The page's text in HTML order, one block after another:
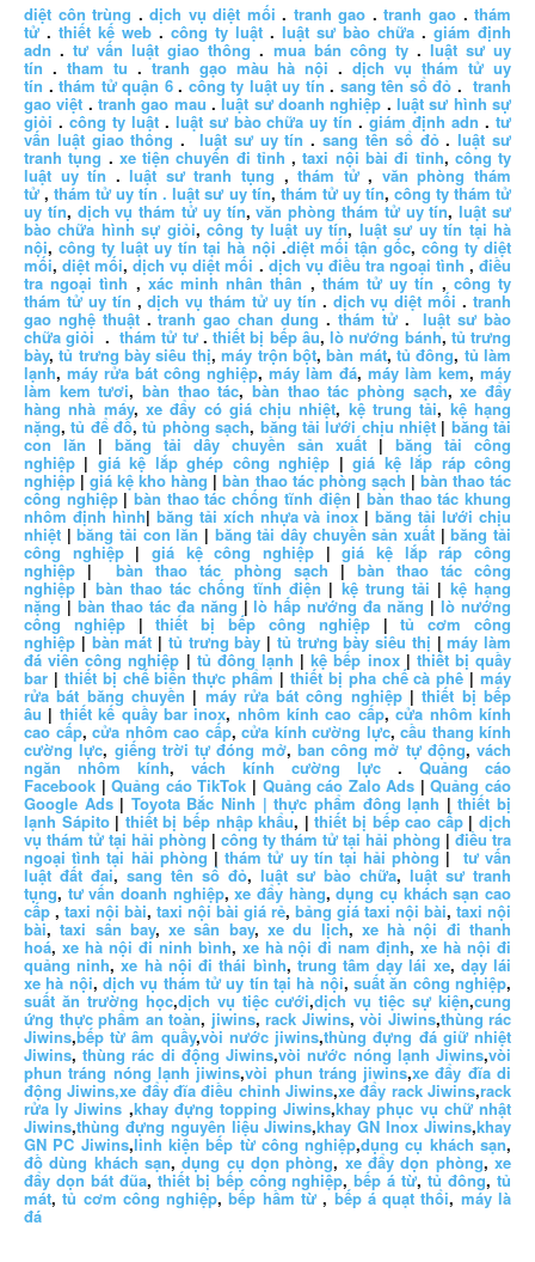
diệt côn trùng .dịch vụ diệt mối . tranh gao .tranh gao .thám
tử. thiết kế web . công ty luật . luật sư bào chữa .giám định
adn .tư vấn luật giao thông. mua bán công ty. luật sư uy
tín . tham tu .tranh gạo màu hà nội .dịch vụ thám tử uy
tín .thám tử quận 6. công ty luật uy tín . sang tên sổ đỏ .tranh
gao việt .tranh gao mau .luật sư doanh nghiệp .luật sư hình sự
giỏi . công ty luật. luật sư bào chữa uy tín .giám định adn .tư
vấn luật giao thông .luật sư uy tín .sang tên sổ đỏ.luật sư
tranh tụng . xe tiện chuyến đi tỉnh ,taxi nội bài đi tỉnh, công ty
luật uy tín .luật sư tranh tụng ,thám tử, văn phòng thám
tử,thám tử uy tín . luật sư uy tín, thám tử uy tín, công ty thám tử
uy tín, dịch vụ thám tử uy tín,văn phòng thám tử uy tín,luật sư
bào chữa hình sự giỏi,công ty luật uy tín, luật sư uy tín tại hà
nội,công ty luật uy tín tại hà nội .diệt mối tận gốc, công ty diệt
mối,diệt mối,dịch vụ diệt mối .dịch vụ điều tra ngoại tình ,điều
tra ngoại tình ,xác minh nhân thân ,thám tử uy tín , công ty
thám tử uy tín ,dịch vụ thám tử uy tín . dịch vụ diệt mối .tranh
gao nghệ thuật.tranh gao chan dung . thám tử.luật sư bào
chữa giỏi .thám tử tư.thiết bị bếp âu,lò nướng bánh, tủ trưng
bày,tủ trưng bày siêu thị,máy trộn bột,bàn mát,tủ đông, tủ làm
lạnh, máy rửa bát công nghiệp, máy làm đá, máy làm kem, máy
làm kem tươi,bàn thao tác,bàn thao tác phòng sạch,xe đẩy
hàng nhà máy, xe đẩy có giá chịu nhiệt, kệ trung tải, kệ hạng
nặng,tủ để đồ,tủ phòng sạch, băng tải lưới chịu nhiệt| băng tải
con lăn | băng tải dây chuyền sản xuất | băng tải công
nghiệp | giá kệ lắp ghép công nghiệp |giá kệ lắp ráp công
nghiệp |giá kệ kho hàng |bàn thao tác phòng sạch | bàn thao tác
công nghiệp|bàn thao tác chống tĩnh điện |bàn thao tác khung
nhôm định hình| băng tải xích nhựa và inox|băng tải lưới chịu
nhiệt |băng tải con lăn | băng tải dây chuyền sản xuất |băng tải
công nghiệp|giá kệ công nghiệp |giá kệ lắp ráp công
nghiệp |bàn thao tác phòng sạch| bàn thao tác công
nghiệp | bàn thao tác chống tĩnh điện | kệ trung tải | kệ hạng
nặng| bàn thao tác đa năng|lò hấp nướng đa năng |lò nướng
công nghiệp|thiết bị bếp công nghiệp|tủ cơm công
nghiệp |bàn mát | tủ trưng bày | tủ trưng bày siêu thị |máy làm
đá viên công nghiệp | tủ đông lạnh |kệ bếp inox| thiết bị quầy
bar | thiết bị chế biến thực phẩm | thiết bị pha chế cà phê| máy
rửa bát băng chuyền | máy rửa bát công nghiệp|thiết bị bếp
âu | thiết kế quầy bar inox, nhôm kính cao cấp,cửa nhôm kính
cao cấp, cửa nhôm cao cấp, cửa kính cường lực, cầu thang kính
cường lực, giếng trời tự đóng mở, ban công mở tự động, vách
ngăn nhôm kính, vách kính cường lực .Quảng cáo
Facebook |Quảng cáo TikTok | Quảng cáo Zalo Ads |Quảng cáo
Google Ads| Toyota Bắc Ninh | thực phẩm đông lạnh |thiết bị
lạnh Sápito |thiết bị bếp nhập khẩu, |thiết bị bếp cao cấp|dịch
vụ thám tử tại hải phòng | công ty thám tử tại hải phòng |điều tra
ngoại tình tại hải phòng |thám tử uy tín tại hải phòng | tư vấn
luật đất đai, sang tên sổ đỏ, luật sư bào chữa, luật sư tranh
tụng, tư vấn doanh nghiệp,xe đẩy hàng,dụng cụ khách sạn cao
cấp, taxi nội bài, taxi nội bài giá rẻ, bảng giá taxi nội bài, taxi nội
bài,taxi sân bay,xe sân bay,xe du lịch, xe hà nội đi thanh
hoá, xe hà nội đi ninh bình, xe hà nội đi nam định,xe hà nội đi
quảng ninh,xe hà nội đi thái bình, trung tâm dạy lái xe, dạy lái
xe hà nội,dịch vụ thám tử uy tín tại hà nội,suất ăn công nghiệp,
suất ăn trường học,dịch vụ tiệc cưới,dịch vụ tiệc sự kiện,cung
ứng thực phẩm an toàn, jiwins, rack Jiwins, vòi Jiwins,thùng rác
Jiwins,bếp từ âm quầy,vòi nước jiwins,thùng đựng đá giữ nhiệt
Jiwins,thùng rác di động Jiwins,vòi nước nóng lạnh Jiwins,vòi
phun tráng nóng lạnh jiwins,vòi phun tráng jiwins,xe đẩy đĩa di
động Jiwins,xe đẩy đĩa điều chỉnh Jiwins,xe đẩy rack Jiwins,rack
rửa ly Jiwins ,khay đựng topping Jiwins,khay phục vụ chữ nhật
Jiwins,thùng đựng nguyên liệu Jiwins,khay GN Inox Jiwins,khay
GN PC Jiwins,linh kiện bếp từ công nghiệp,dụng cụ khách sạn,
đồ dùng khách sạn,dụng cụ dọn phòng,xe đẩy dọn phòng,xe
đẩy dọn bát đũa,thiết bị bếp công nghiệp,bếp á từ,tủ đông,tủ
mát,tủ cơm công nghiệp,bếp hầm từ ,bếp á quạt thổi, máy là
đá